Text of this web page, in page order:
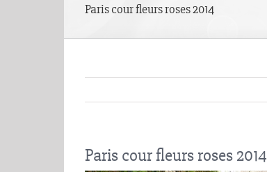
Paris cour fleurs roses 2014
Paris cour fleurs roses 2014